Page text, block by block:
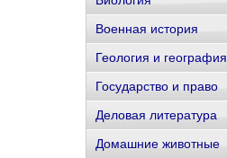
Военная история
Геология и география
Государство и право
Деловая литература
Домашние животные